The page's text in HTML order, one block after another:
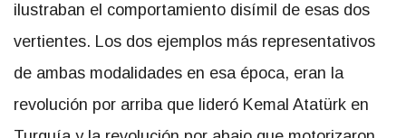
ilustraban el comportamiento disímil de esas dos
vertientes. Los dos ejemplos más representativos
de ambas modalidades en esa época, eran la
revolución por arriba que lideró Kemal Atatürk en